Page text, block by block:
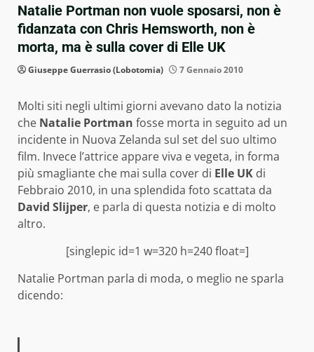
Natalie Portman non vuole sposarsi, non è
fidanzata con Chris Hemsworth, non è
morta, ma è sulla cover di Elle UK
Giuseppe Guerrasio (Lobotomia) 7 Gennaio 2010
Molti siti negli ultimi giorni avevano dato la notizia
che Natalie Portman fosse morta in seguito ad un
incidente in Nuova Zelanda sul set del suo ultimo
film. Invece l’attrice appare viva e vegeta, in forma
più smagliante che mai sulla cover di Elle UK di
Febbraio 2010, in una splendida foto scattata da
David Slijper, e parla di questa notizia e di molto
altro.
[singlepic id=1 w=320 h=240 float=]
Natalie Portman parla di moda, o meglio ne sparla
dicendo: